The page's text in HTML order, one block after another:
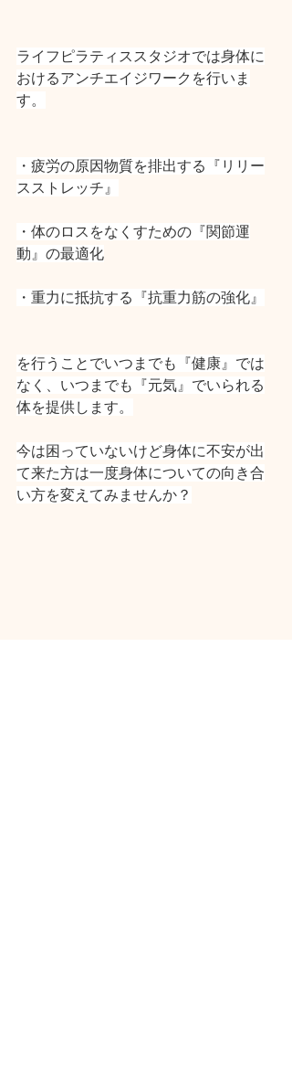
ライフピラティススタジオでは身体に
おけるアンチエイジワークを行いま
す。
・疲労の原因物質を排出する『リリー
スストレッチ』
・体のロスをなくすための『関節運
動』の最適化
・重力に抵抗する『抗重力筋の強化』
を行うことでいつまでも『健康』では
なく、いつまでも『元気』でいられる
体を提供します。
今は困っていないけど身体に不安が出
て来た方は一度身体についての向き合
い方を変えてみませんか？